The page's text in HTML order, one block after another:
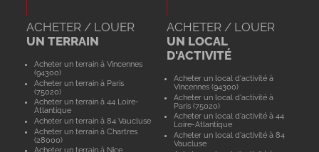
ACHETER / LOUER
UN TERRAIN
Acheter un terrain à Vincennes
(94300)
Acheter un terrain à Paris
(75020)
Acheter un terrain à 44 Loire-
Atlantique
Acheter un terrain à 84 Vaucluse
Acheter un terrain à Chartres
(28000)
Acheter un terrain à Nice
ACHETER / LOUER
UN LOCAL
D'ACTIVITÉ
Acheter un local d'activité à
Vincennes (94300)
Acheter un local d'activité à
Paris (75020)
Acheter un local d'activité à 44
Loire-Atlantique
Acheter un local d'activité à 84
Vaucluse